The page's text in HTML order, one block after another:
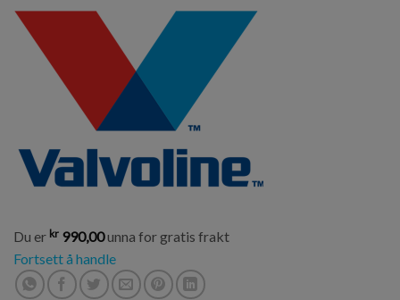
Du er kr 990,00unna for gratis frakt
Fortsett å handle